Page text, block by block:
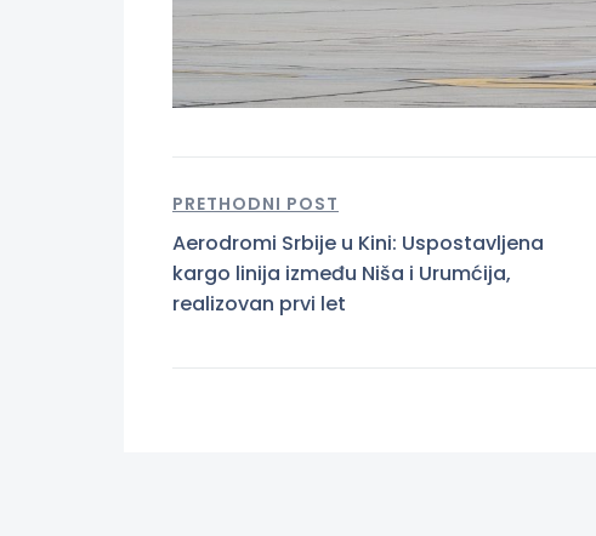
PRETHODNI POST
Aerodromi Srbije u Kini: Uspostavljena
kargo linija između Niša i Urumćija,
realizovan prvi let